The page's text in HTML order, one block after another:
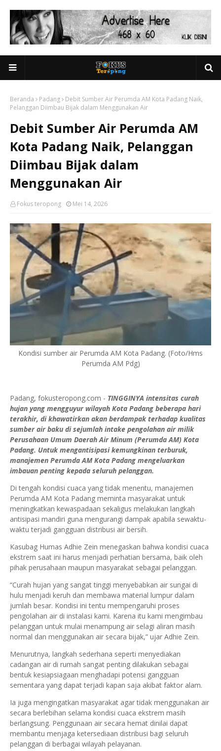
Beranda Padang
Debit Sumber Air Perumda AM Kota Padang Naik,
Pelanggan Diimbau Bijak dalam Menggunakan Air
Debit Sumber Air Perumda AM
Kota Padang Naik, Pelanggan
Diimbau Bijak dalam
Menggunakan Air
Fokus teropong Mei 14, 2026
Kondisi sumber air Perumda AM Kota Padang. (Foto/Hms
Perumda AM Pdg)
Padang, fokusteropong.com - TINGGINYA intensitas curah
hujan yang mengguyur wilayah Kota Padang beberapa hari
terakhir, di khawatirkan akan berdampak terhadap kualitas
sumber air baku di sejumlah intake pengolahan air milik
Perusahaan Umum Daerah Air Minum (Perumda AM) Kota
Padang. Untuk mengantisipasi kemungkinan terburuk,
manajemen Perumda AM Kota Padang mengeluarkan
imbauan penting kepada seluruh pelanggan.
Di tengah kondisi cuaca yang tidak menentu, manajemen
Perumda AM Kota Padang meminta masyarakat untuk
meningkatkan kewaspadaan sekaligus melakukan langkah
antisipasi mandiri guna mengurangi dampak apabila sewaktu-
waktu terjadi gangguan distribusi air bersih.
Kasubag Humas Adhie Zein menegaskan bahwa kondisi cuaca
ekstrem saat ini harus menjadi perhatian bersama, baik oleh
pihak perusahaan maupun masyarakat sebagai pelanggan.
“Curah hujan yang sangat tinggi menyebabkan air sungai di
hulu menjadi keruh dan membawa material lumpur dalam
jumlah besar. Kondisi ini tentu mempengaruhi proses
pengolahan air di instalasi kami. Karena itu kami mengimbau
pelanggan untuk mulai menampung air selagi aliran masih
normal dan menggunakan air secara bijak,” ujar Adhie Zein.
Menurutnya, langkah sederhana seperti menyediakan
cadangan air di rumah sangat penting dilakukan sebagai
bentuk kesiapsiagaan menghadapi potensi gangguan
sementara yang dapat terjadi kapan saja akibat faktor alam.
Ia juga mengingatkan masyarakat agar tidak menggunakan air
secara berlebihan selama kondisi cuaca ekstrem masih
berlangsung. Penggunaan air secara hemat dinilai dapat
membantu menjaga ketersediaan distribusi bagi seluruh
pelanggan di berbagai wilayah pelayanan.